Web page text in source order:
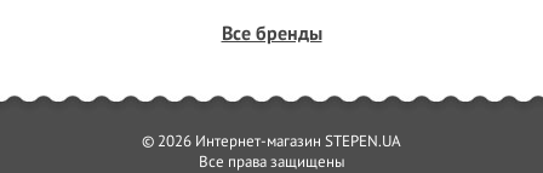
Все бренды
© 2026 Интернет-магазин STEPEN.UA
Все права защищены